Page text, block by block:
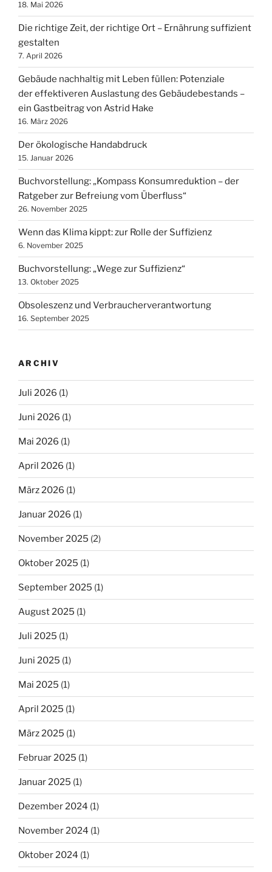
18. Mai 2026
Die richtige Zeit, der richtige Ort – Ernährung suffizient
gestalten
7. April 2026
Gebäude nachhaltig mit Leben füllen: Potenziale
der effektiveren Auslastung des Gebäudebestands –
ein Gastbeitrag von Astrid Hake
16. März 2026
Der ökologische Handabdruck
15. Januar 2026
Buchvorstellung: „Kompass Konsumreduktion – der
Ratgeber zur Befreiung vom Überfluss“
26. November 2025
Wenn das Klima kippt: zur Rolle der Suffizienz
6. November 2025
Buchvorstellung: „Wege zur Suffizienz“
13. Oktober 2025
Obsoleszenz und Verbraucherverantwortung
16. September 2025
ARCHIV
Juli 2026 (1)
Juni 2026 (1)
Mai 2026 (1)
April 2026 (1)
März 2026 (1)
Januar 2026 (1)
November 2025 (2)
Oktober 2025 (1)
September 2025 (1)
August 2025 (1)
Juli 2025 (1)
Juni 2025 (1)
Mai 2025 (1)
April 2025 (1)
März 2025 (1)
Februar 2025 (1)
Januar 2025 (1)
Dezember 2024 (1)
November 2024 (1)
Oktober 2024 (1)